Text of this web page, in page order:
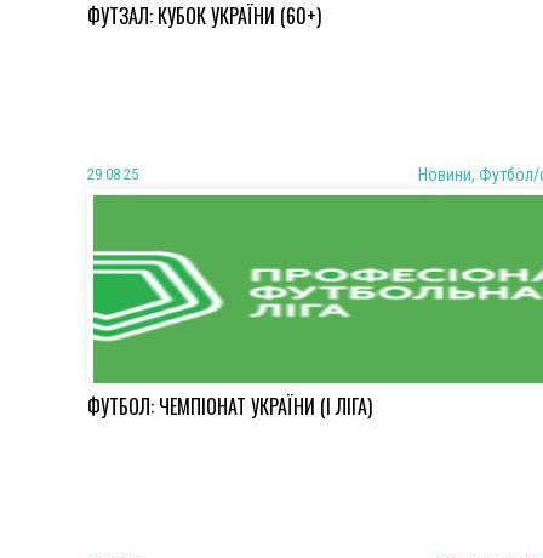
ФУТЗАЛ: КУБОК УКРАЇНИ (60+)
29 08 25 Новини, Футбол/
ФУТБОЛ: ЧЕМПІОНАТ УКРАЇНИ (І ЛІГА)